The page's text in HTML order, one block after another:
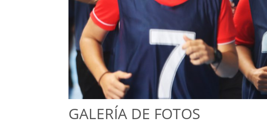
GALERÍA DE FOTOS